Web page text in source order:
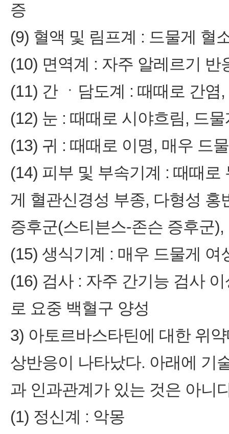
증
(9) 혈액 및 림프계 : 드물게 혈
(10) 면역계 : 자주 알레르기
(11) 간 ㆍ담도계 : 때때로 간
(12) 눈 : 때때로 시야흐림, 드
(13) 귀 : 때때로 이명, 매우 드
(14) 피부 및 부속기계 : 때때
게 혈관신경성 부종, 다형성
증후군(스티븐스-존슨 증후군
(15) 생식기계 : 매우 드물게 여
(16) 검사 : 자주 간기능 검사
로 요중 백혈구 양성
3) 아토르바스타틴에 대한 위
상반응이 나타났다. 아래에 기
과 인과관계가 있는 것은 아니
(1) 정신계 : 악몽